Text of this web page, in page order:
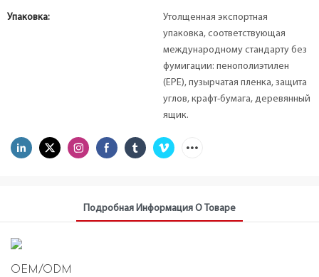
Упаковка:
Утолщенная экспортная
упаковка, соответствующая
международному стандарту без
фумигации: пенополиэтилен
(EPE), пузырчатая пленка, защита
углов, крафт-бумага, деревянный
ящик.
Подробная Информация О Товаре
OEM/ODM